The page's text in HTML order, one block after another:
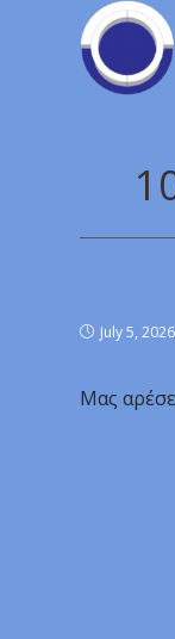
July 5, 2026
Μας